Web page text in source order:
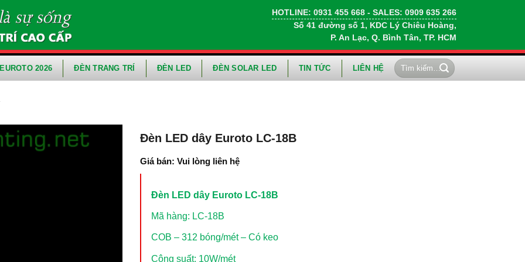
HOTLINE: 0931 455 668 - SALES: 0909 635 266
Số 41 đường số 1, KDC Lý Chiêu Hoàng,
P. An Lạc, Q. Bình Tân, TP. HCM
2026 ĐÈN TRANG TRÍ ĐÈN LED ĐÈN SOLAR LED TIN TỨC LIÊN HỆ
Tìm
kiếm:
Đèn LED dây Euroto LC-18B
Giá bán: Vui lòng liên hệ
Đèn LED dây Euroto LC-18B
Mã hàng: LC-18B
COB – 312 bóng/mét – Có keo
Công suất: 10W/mét